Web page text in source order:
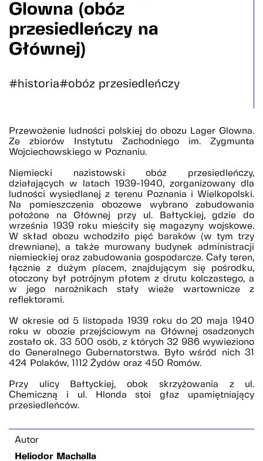
Glowna (obóz
przesiedleńczy na
Głównej)
#historia#obóz przesiedleńczy
Autor
Heliodor Machalla
Przewożenie ludności polskiej do obozu Lager Glowna.
Ze zbiorów Instytutu Zachodniego im. Zygmunta
Wojciechowskiego w Poznaniu.
Niemiecki nazistowski obóz przesiedleńczy,
działających w latach 1939-1940, zorganizowany dla
ludności wysiedlanej z terenu Poznania i Wielkopolski.
Na pomieszczenia obozowe wybrano zabudowania
położone na Głównej przy ul. Bałtyckiej, gdzie do
września 1939 roku mieściły się magazyny wojskowe.
W skład obozu wchodziło pięć baraków (w tym trzy
drewniane), a także murowany budynek administracji
niemieckiej oraz zabudowania gospodarcze. Cały teren,
łącznie z dużym placem, znajdującym się pośrodku,
otoczony był potrójnym płotem z drutu kolczastego, a
w jego narożnikach stały wieże wartownicze z
reflektorami.
W okresie od 5 listopada 1939 roku do 20 maja 1940
roku w obozie przejściowym na Głównej osadzonych
zostało ok. 33 500 osób, z których 32 986 wywieziono
do Generalnego Gubernatorstwa. Było wśród nich 31
424 Polaków, 1112 Żydów oraz 450 Romów.
Przy ulicy Bałtyckiej, obok skrzyżowania z ul.
Chemiczną i ul. Hlonda stoi głaz upamiętniający
przesiedleńców.